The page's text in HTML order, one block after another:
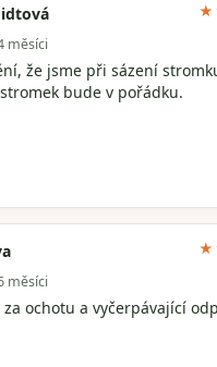
měsíci
že jsme při sázení
bude v pořádku.
měsíci
ochotu a vyčerpávající